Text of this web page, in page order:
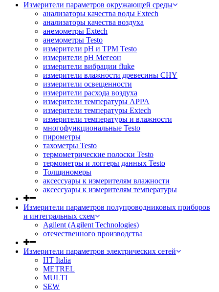
Измерители параметров окружающей среды
анализаторы качества воды Extech
анализаторы качества воздуха
анемометры Extech
анемометры Testo
измерители pH и ТРМ Testo
измерители pH Мегеон
измерители вибрации fluke
измерители влажности древесины CHY
измерители освещенности
измерители расхода воздуха
измерители температуры APPA
измерители температуры Extech
измерители температуры и влажности
многофункциональные Testo
пирометры
тахометры Testo
термометрические полоски Testo
термометры и логгеры данных Testo
Толщиномеры
аксессуары к измерителям влажности
аксессуары к измерителям температуры
Измерители параметров полупроводниковых приборов
и интегральных схем
Agilent (Agilent Technologies)
отечественного производства
Измерители параметров электрических сетей
HT Italia
METREL
MULTI
SEW